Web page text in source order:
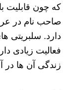
که چون قابلیت
صاحب نام در
دارد. سلبریتی
فعالیت زیادی
زندگی آن ها در